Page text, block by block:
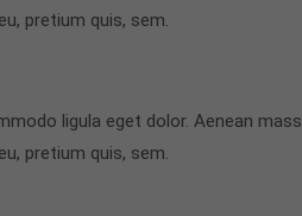
pretium quis, sem.
ligula eget dolor. Aenean
pretium quis, sem.